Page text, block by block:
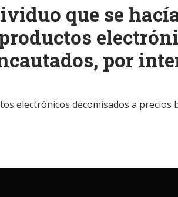
que se
por
electrónicos decomisados a precios